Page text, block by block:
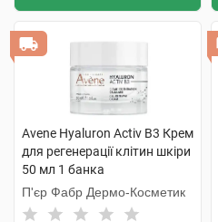
Avene Hyaluron Activ B3 Крем
для регенерації клітин шкіри
50 мл 1 банка
П'єр Фабр Дермо-Косметик